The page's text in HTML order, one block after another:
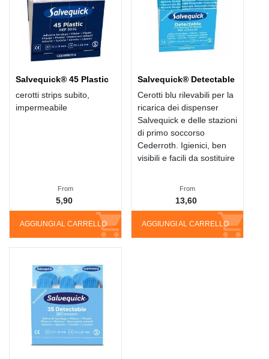
Salvequick® 45 Plastic
cerotti strips subito,
impermeabile
AGGIUNGI AL CARRELLO
From
5,90
Salvequick® Detectable
Cerotti blu rilevabili per la
ricarica dei dispenser
Salvequick e delle stazioni
di primo soccorso
Cederroth. Igienici, ben
visibili e facili da sostituire
AGGIUNGI AL CARRELLO
From
13,60